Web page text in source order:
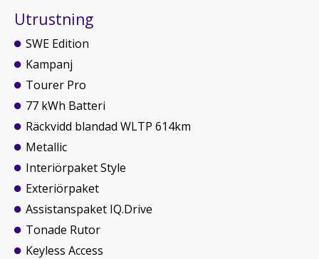
Utrustning
SWE Edition
Kampanj
Tourer Pro
77 kWh Batteri
Räckvidd blandad WLTP 614km
Metallic
Interiörpaket Style
Exteriörpaket
Assistanspaket IQ.Drive
Tonade Rutor
Keyless Access